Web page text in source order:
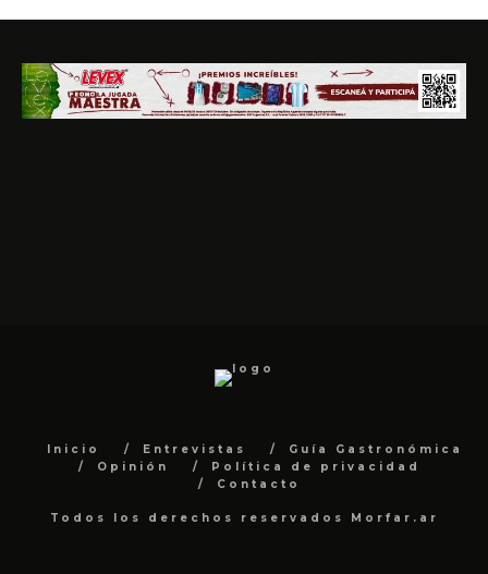
Inicio Entrevistas
Guía Gastronómica
Opinión
Política de privacidad
Contacto
Todos los derechos reservados Morfar.ar